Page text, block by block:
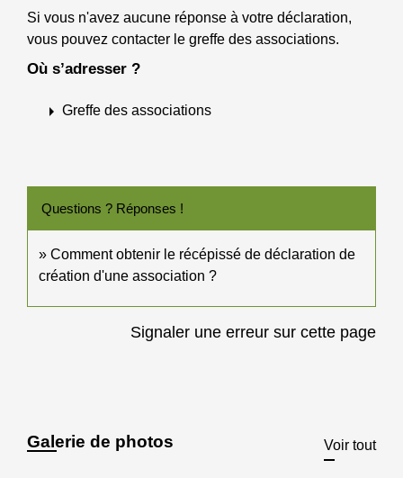
Si vous n'avez aucune réponse à votre déclaration,
vous pouvez contacter le greffe des associations.
Où s’adresser ?
arrow_right Greffe des associations
Questions ? Réponses !
Comment obtenir le récépissé de déclaration de
création d'une association ?
Signaler une erreur sur cette page
Galerie de photos Voir tout